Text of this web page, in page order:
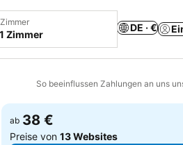
Zimmer
DE · €
So beeinflussen Zahlungen an uns
hinzufügen
ab 38 €
Preise von13 Websites